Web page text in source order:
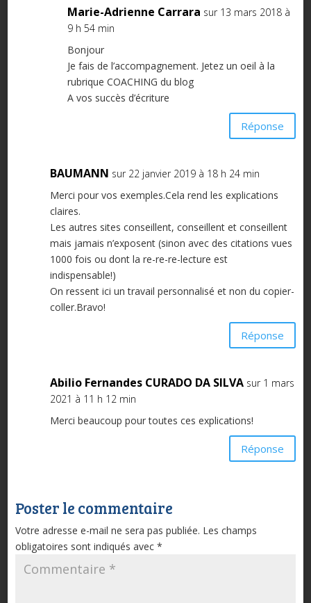
Marie-Adrienne Carrara sur 13 mars 2018 à
9 h 54 min
Bonjour
Je fais de l’accompagnement. Jetez un oeil à la
rubrique COACHING du blog
A vos succès d’écriture
Réponse
BAUMANN sur 22 janvier 2019 à 18 h 24 min
Merci pour vos exemples.Cela rend les explications
claires.
Les autres sites conseillent, conseillent et conseillent
mais jamais n’exposent (sinon avec des citations vues
1000 fois ou dont la re-re-re-lecture est
indispensable!)
On ressent ici un travail personnalisé et non du copier-
coller.Bravo!
Réponse
Abilio Fernandes CURADO DA SILVA sur 1 mars
2021 à 11 h 12 min
Merci beaucoup pour toutes ces explications!
Réponse
Poster le commentaire
Votre adresse e-mail ne sera pas publiée. Les champs
obligatoires sont indiqués avec *